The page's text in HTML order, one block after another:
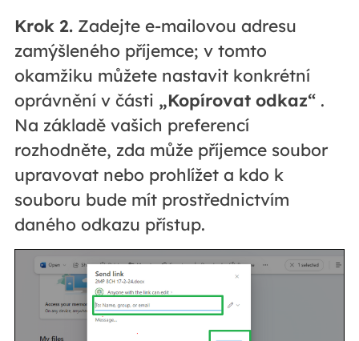
Krok 2.Zadejte e-mailovou adresu
zamýšleného příjemce; v tomto
okamžiku můžete nastavit konkrétní
oprávnění v části „Kopírovat odkaz“.
Na základě vašich preferencí
rozhodněte, zda může příjemce soubor
upravovat nebo prohlížet a kdo k
souboru bude mít prostřednictvím
daného odkazu přístup.